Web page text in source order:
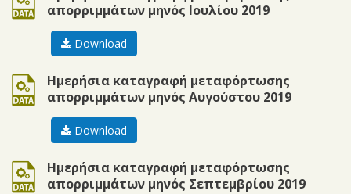
απορριμμάτων μηνός Ιουλίου 2019
Download
Ημερήσια καταγραφή μεταφόρτωσης
απορριμμάτων μηνός Αυγούστου 2019
ods
Download
Ημερήσια καταγραφή μεταφόρτωσης
απορριμμάτων μηνός Σεπτεμβρίου 2019
ods